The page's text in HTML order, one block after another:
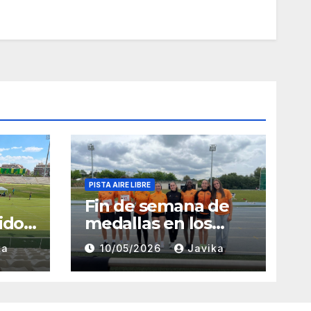
PISTA AIRE LIBRE
Fin de semana de
medallas en los
Campeonatos
Provinciales Sub-14
y Sub-16
10/05/2026 Javika